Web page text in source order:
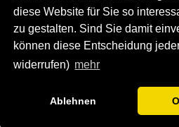
diese Website für Sie so
zu gestalten. Sind Sie damit
können diese Entscheidung
widerrufen) mehr
Ablehnen
Münzgalerie München
MGM Schmuck
MGM Pfand